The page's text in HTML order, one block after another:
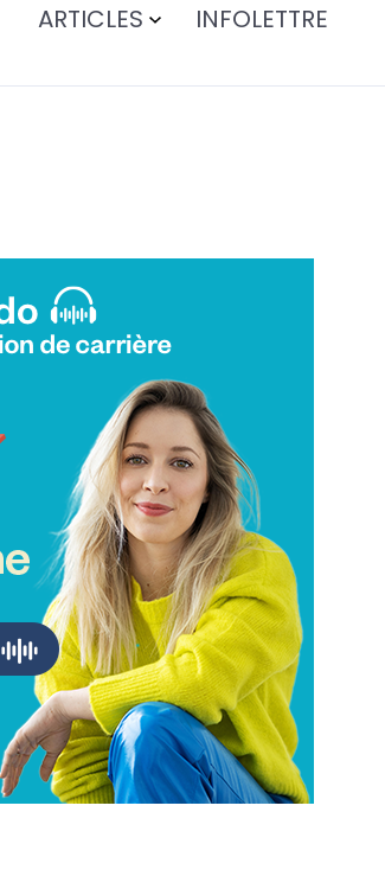
ARTICLES INFOLETTRE